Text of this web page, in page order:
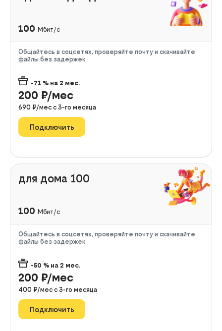
100 Мбит/с
Общайтесь в соцсетях, проверяйте почту и скачивайте
файлы без задержек
-71 % на 2 мес.
200 ₽/мес
690 ₽/мес с 3-го месяца
Подключить
для дома 100
100 Мбит/с
Общайтесь в соцсетях, проверяйте почту и скачивайте
файлы без задержек
-50 % на 2 мес.
200 ₽/мес
400 ₽/мес с 3-го месяца
Подключить